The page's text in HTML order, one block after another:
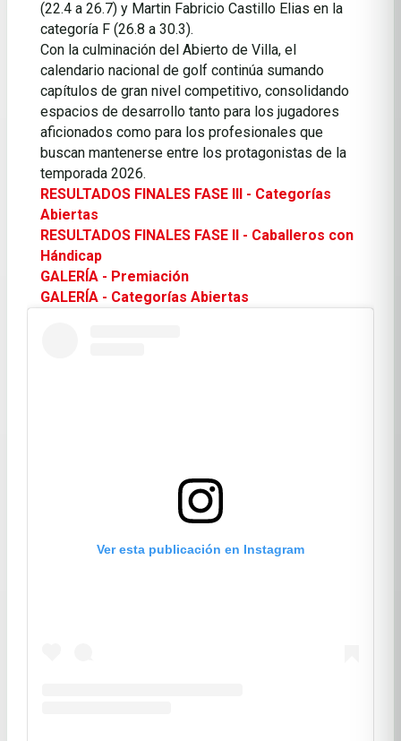
(22.4 a 26.7) y Martin Fabricio Castillo Elias en la
categoría F (26.8 a 30.3).
Con la culminación del Abierto de Villa, el
calendario nacional de golf continúa sumando
capítulos de gran nivel competitivo, consolidando
espacios de desarrollo tanto para los jugadores
aficionados como para los profesionales que
buscan mantenerse entre los protagonistas de la
temporada 2026.
RESULTADOS FINALES FASE III - Categorías
Abiertas
RESULTADOS FINALES FASE II - Caballeros con
Hándicap
GALERÍA - Premiación
GALERÍA - Categorías Abiertas
Ver esta publicación en Instagram